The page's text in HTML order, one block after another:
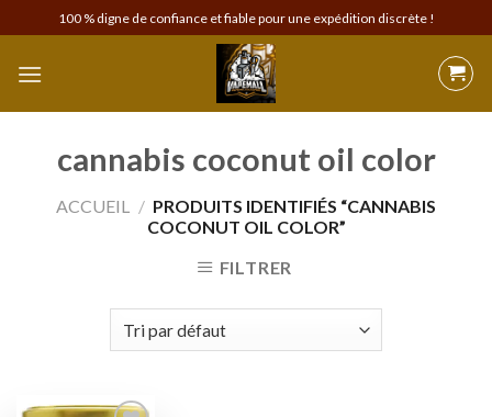
to
content
100 % digne de confiance et fiable pour une expédition discrète !
cannabis coconut oil color
ACCUEIL / PRODUITS IDENTIFIÉS “CANNABIS
COCONUT OIL COLOR”
FILTRER